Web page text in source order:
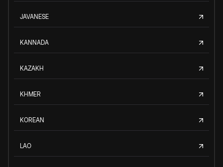
JAVANESE
KANNADA
KAZAKH
KHMER
KOREAN
LAO